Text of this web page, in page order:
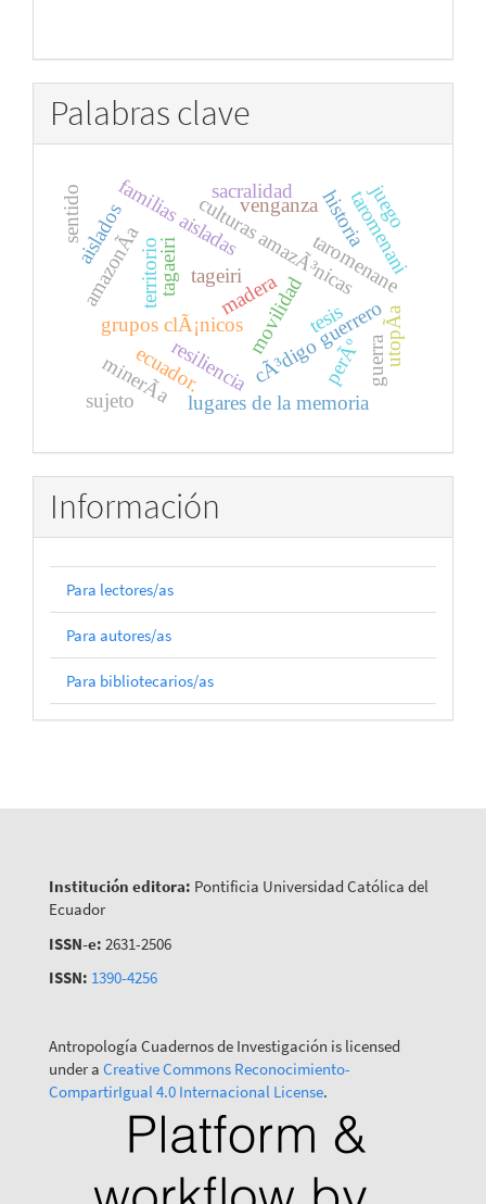
Palabras clave
tagaeiri culturas amazÃ³nicas
movilidad
grupos clÃ¡nicos
familias aisladas
cÃ³digo guerrero
resiliencia
territorio
lugares de la memoria
taromenane
tageiri
amazonÃ­a
aislados taromenani
ecuador. perÃº
madera
minerÃ­a
utopÃ­a
tesis
historia
venganza
guerra
sentido juego
sacralidad
sujeto
Información
Para lectores/as
Para autores/as
Para bibliotecarios/as
Institución editora: Pontificia Universidad Católica del
Ecuador
ISSN-e: 2631-2506
ISSN: 1390-4256
Antropología Cuadernos de Investigación is licensed
under a Creative Commons Reconocimiento-
CompartirIgual 4.0 Internacional License.